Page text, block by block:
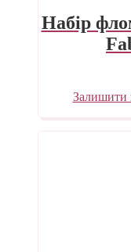
Набір
Залишити